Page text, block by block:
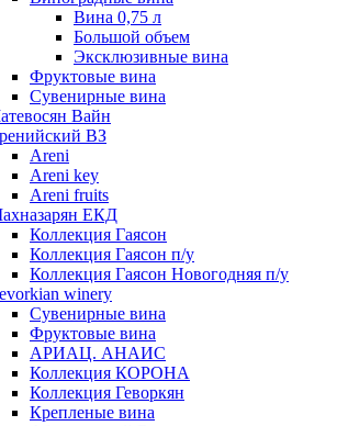
Вина 0,75 л
Большой объем
Эксклюзивные вина
Фруктовые вина
Cувенирные вина
Вайн
ВЗ
Areni
Areni key
Areni fruits
ЕКД
Коллекция Гаясон
Коллекция Гаясон п/у
Коллекция Гаясон Новогодняя п/у
winery
Сувенирные вина
Фруктовые вина
АРИАЦ. АНАИС
Коллекция КОРОНА
Коллекция Геворкян
Крепленые вина